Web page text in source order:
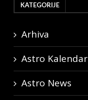
KATEGORIJE
Arhiva
Astro Kalendar
Astro News